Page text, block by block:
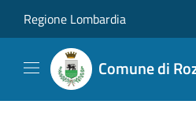
Regione Lombardia
Comune di